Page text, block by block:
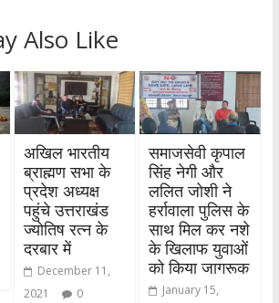
Also Like
अखिल भारतीय
ब्राह्मण सभा के
प्रदेश अध्यक्ष
पहुंचे उत्तराखंड
ज्योतिष रत्न के
दरबार में
December 11,
2021
0
समाजसेवी कृपाल
सिंह नेगी और
ललित जोशी ने
हर्रावाला पुलिस के
साथ मिल कर नशे
के खिलाफ युवाओं
को किया जागरूक
January 15,